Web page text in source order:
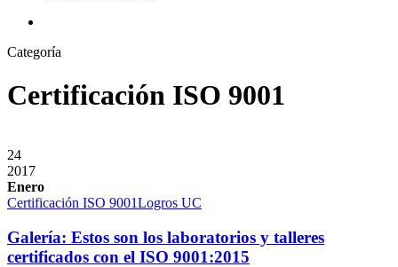
Categoría
Certificación ISO 9001
24
2017
Enero
Certificación ISO 9001Logros UC
​Galería: Estos son los laboratorios y talleres
certificados con el ISO 9001:2015